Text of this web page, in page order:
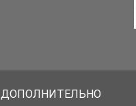
ДОПОЛНИТЕЛЬНО